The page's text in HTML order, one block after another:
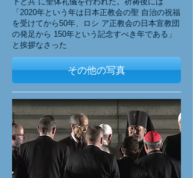
「2020年という年は日本正教会の聖 自治の祝福
を受けてから50年、ロシ ア正教会の日本宣教団
の発足から 150年という記念すべき年である」
と挨拶なさった
その他の写真